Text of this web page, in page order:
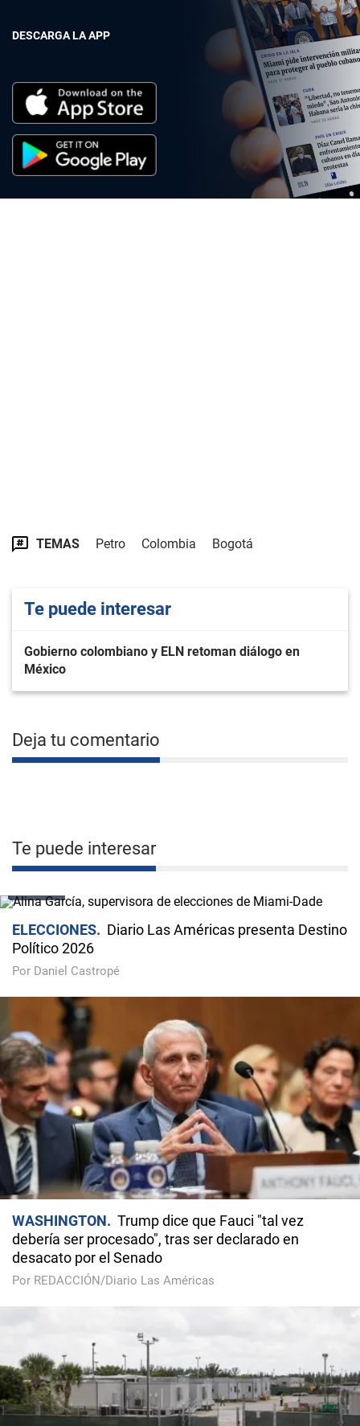
DESCARGA LA APP
TEMAS Petro Colombia Bogotá
Te puede interesar
Gobierno colombiano y ELN retoman diálogo en
México
Deja tu comentario
Te puede interesar
ELECCIONES
Diario Las Américas presenta Destino
Político 2026
Por Daniel Castropé
WASHINGTON
Trump dice que Fauci "tal vez
debería ser procesado", tras ser declarado en
desacato por el Senado
Por REDACCIÓN/Diario Las Américas